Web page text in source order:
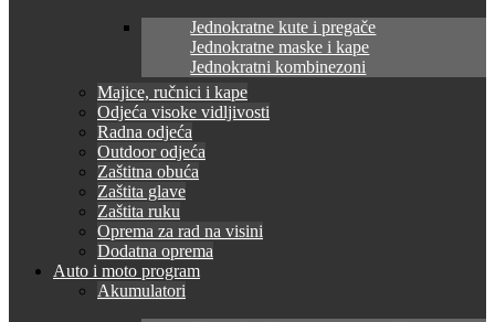
Jednokratne kute i pregače
Jednokratne maske i kape
Jednokratni kombinezoni
Majice, ručnici i kape
Odjeća visoke vidljivosti
Radna odjeća
Outdoor odjeća
Zaštitna obuća
Zaštita glave
Zaštita ruku
Oprema za rad na visini
Dodatna oprema
Auto i moto program
Akumulatori